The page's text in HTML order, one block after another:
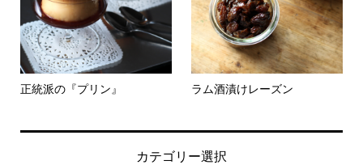
正統派の『プリン』 ラム酒漬けレーズン
カテゴリー選択